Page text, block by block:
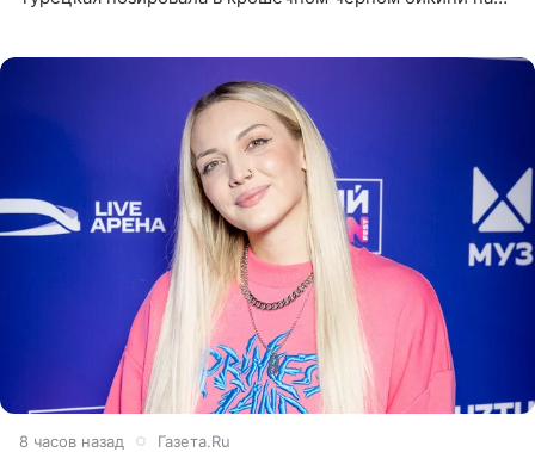
8 часов назад Газета.Ru